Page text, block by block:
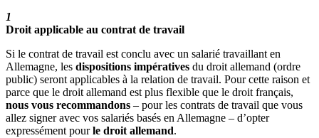
1
Droit applicable au contrat de travail
Si le contrat de travail est conclu avec un salarié travaillant en
Allemagne, les dispositions impératives du droit allemand (ordre
public) seront applicables à la relation de travail. Pour cette raison et
parce que le droit allemand est plus flexible que le droit français,
nous vous recommandons – pour les contrats de travail que vous
allez signer avec vos salariés basés en Allemagne – d’opter
expressément pourle droit allemand.